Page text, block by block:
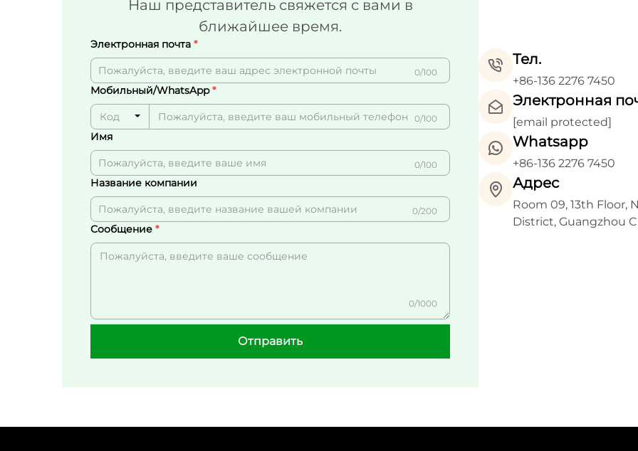
Наш представитель свяжется с вами в
ближайшее время.
Электронная почта
0/100
Мобильный/WhatsApp
Код 0/100
Имя
0/100
Название компании
0/200
Сообщение
0/1000
Отправить
Тел.
+86-136 2276 7450
Электронная
[email protected]
Whatsapp
+86-136 2276 7450
Адрес
Room 09, 13th Floor,
District, Guangzhou